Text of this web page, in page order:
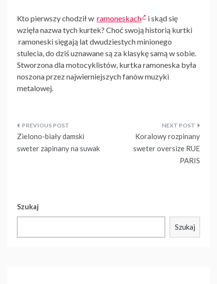
Kto pierwszy chodził w ramoneskach
i skąd się
wzięła nazwa tych kurtek? Choć swoją historią kurtki
ramoneski sięgają lat dwudziestych minionego
stulecia, do dziś uznawane są za klasykę samą w sobie.
Stworzona dla motocyklistów, kurtka ramoneska była
noszona przez najwierniejszych fanów muzyki
metalowej.
Nawigacja
wpisu
Zielono-biały damski
sweter zapinany na suwak
Koralowy rozpinany
sweter oversize RUE
PARIS
Szukaj
Szukaj